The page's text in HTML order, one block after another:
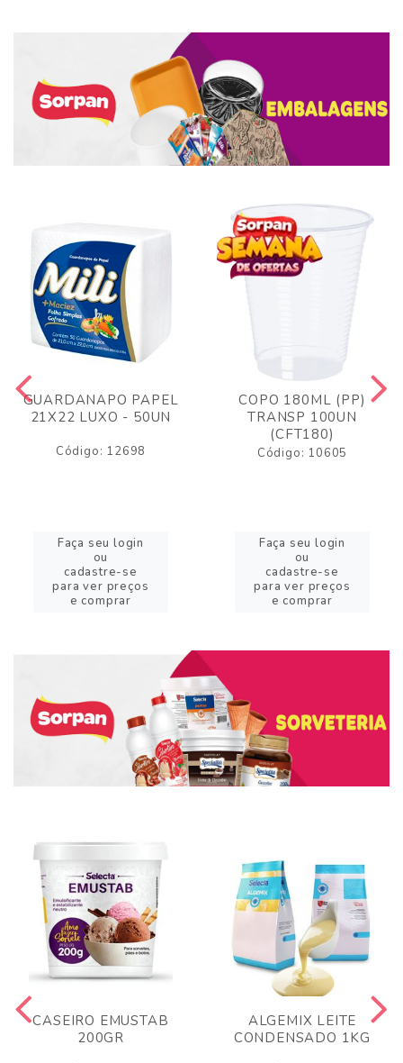
GUARDANAPO PAPEL
21X22 LUXO - 50UN
Código: 12698
Faça seu login
ou
cadastre-se
para ver preços
e comprar
COPO 180ML (PP)
TRANSP 100UN
(CFT180)
Código: 10605
Faça seu login
ou
cadastre-se
para ver preços
e comprar
CASEIRO EMUSTAB
200GR
ALGEMIX LEITE
CONDENSADO 1KG